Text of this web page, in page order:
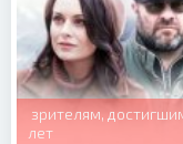
зрителям,
лет